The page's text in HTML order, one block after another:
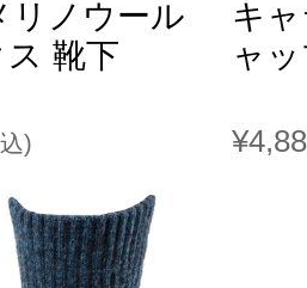
リノウール
靴下
)
キ
ャ